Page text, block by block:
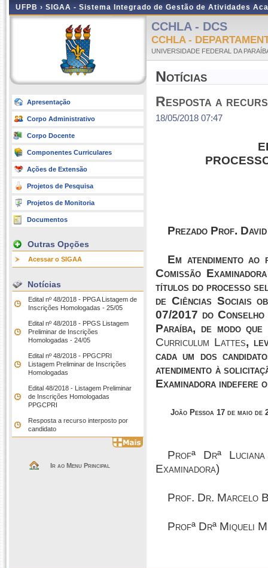
UFPB › SIGAA - Sistema Integrado de Gestão de Atividades
Apresentação
Corpo Administrativo
Corpo Docente
Componentes Curriculares
Ações de Extensão
Projetos de Pesquisa
Projetos de Monitoria
Documentos
Outras Opções
Acessar o SIGAA
Notícias
Edital nº 48/2018 - PPGA Listagem de
Inscrições Homologadas - 25/05
Edital nº 48/2018 - PPGS Listagem
Preliminar de Inscrições
Homologadas - 24/05
Edital nº 48/2018 - PPGCPRI
Listagem Preliminar de Inscrições
Homologadas
Edital 48/2018 - Listagem Preliminar
de Inscrições Homologadas
PPGCPRI
Resposta a recurso interposto por
candidato
Ir ao Menu Principal
CCHLA - DCS
CCHLA -
UNIVERSIDADE FEDERAL DA
Notícias
Resposta a
18/05/2018 07:47
Prezado Prof.
Em atendimento
Comissão
títulos do processo
de Ciências Sociais
07/2017 do Conselho
Paraíba, de modo
Curriculum Lattes,
cada um dos
atendimento à
Examinadora indefere
João Pessoa 17 de maio de
Profª Drª
Examinadora)
Prof. Dr. Marcelo
Profª Drª Miqueli